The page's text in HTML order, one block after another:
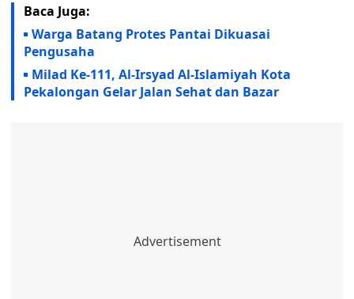
Baca Juga:
Warga Batang Protes Pantai Dikuasai
Pengusaha
Milad Ke-111, Al-Irsyad Al-Islamiyah Kota
Pekalongan Gelar Jalan Sehat dan Bazar